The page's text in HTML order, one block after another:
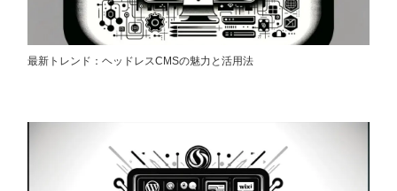
最新トレンド：ヘッドレスCMSの魅力と活用法